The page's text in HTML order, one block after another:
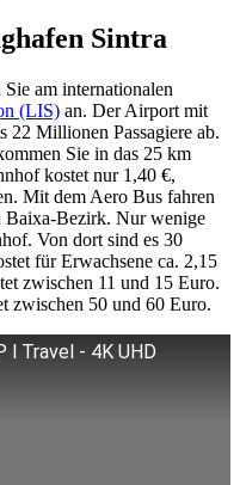
Sintra
am internationalen
(LIS) an. Der Airport mit
22 Millionen Passagiere ab.
Sie in das 25 km
kostet nur 1,40 €,
Mit dem Aero Bus fahren
Baixa-Bezirk. Nur wenige
Von dort sind es 30
für Erwachsene ca. 2,15
zwischen 11 und 15 Euro.
zwischen 50 und 60 Euro.
l Travel - 4K UHD